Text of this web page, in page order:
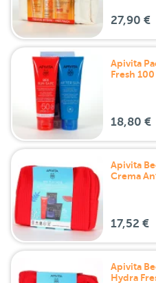
27,90 €
Apivita
Fresh
18,80 €
Apivita
Crema
17,52 €
Apivita
Hydra